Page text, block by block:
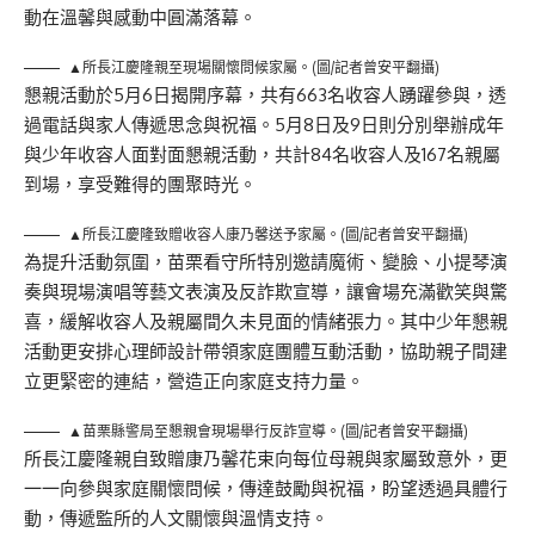
動在溫馨與感動中圓滿落幕。
▲所長江慶隆親至現場關懷問候家屬。(圖/記者曾安平翻攝)
懇親活動於5月6日揭開序幕，共有663名收容人踴躍參與，透
過電話與家人傳遞思念與祝福。5月8日及9日則分別舉辦成年
與少年收容人面對面懇親活動，共計84名收容人及167名親屬
到場，享受難得的團聚時光。
▲所長江慶隆致贈收容人康乃馨送予家屬。(圖/記者曾安平翻攝)
為提升活動氛圍，苗栗看守所特別邀請魔術、變臉、小提琴演
奏與現場演唱等藝文表演及反詐欺宣導，讓會場充滿歡笑與驚
喜，緩解收容人及親屬間久未見面的情緒張力。其中少年懇親
活動更安排心理師設計帶領家庭團體互動活動，協助親子間建
立更緊密的連結，營造正向家庭支持力量。
▲苗栗縣警局至懇親會現場舉行反詐宣導。(圖/記者曾安平翻攝)
所長江慶隆親自致贈康乃馨花束向每位母親與家屬致意外，更
一一向參與家庭關懷問候，傳達鼓勵與祝福，盼望透過具體行
動，傳遞監所的人文關懷與溫情支持。